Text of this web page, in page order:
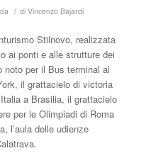
/ di Vincenzo Bajardi
Stilnovo, realizzata
ai ponti e alle strutture dei
noto per il Bus terminal al
il grattacielo di victoria
a Brasilia, il grattacielo
per le Olimpiadi di Roma
l’aula delle udienze